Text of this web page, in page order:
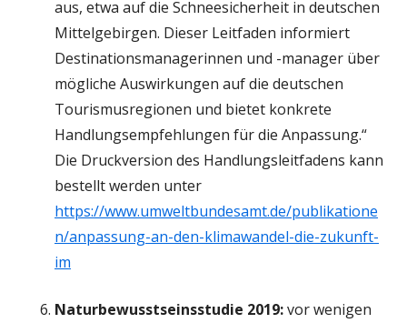
aus, etwa auf die Schneesicherheit in deutschen
Mittelgebirgen. Dieser Leitfaden informiert
Destinationsmanagerinnen und -manager über
mögliche Auswirkungen auf die deutschen
Tourismusregionen und bietet konkrete
Handlungsempfehlungen für die Anpassung.“
Die Druckversion des Handlungsleitfadens kann
bestellt werden unter
https://www.umweltbundesamt.de/publikatione
n/anpassung-an-den-klimawandel-die-zukunft-
im
Naturbewusstseinsstudie 2019:vor wenigen